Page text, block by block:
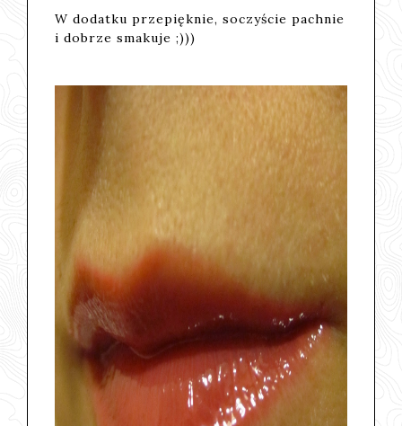
W dodatku przepięknie, soczyście pachnie
i dobrze smakuje ;)))